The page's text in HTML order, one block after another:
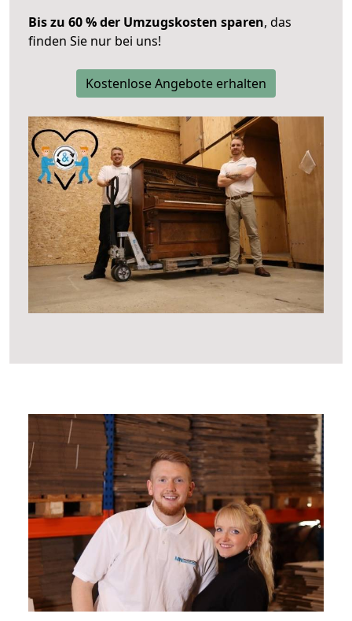
Bis zu 60 % der Umzugskosten sparen, das
finden Sie nur bei uns!
Kostenlose Angebote erhalten